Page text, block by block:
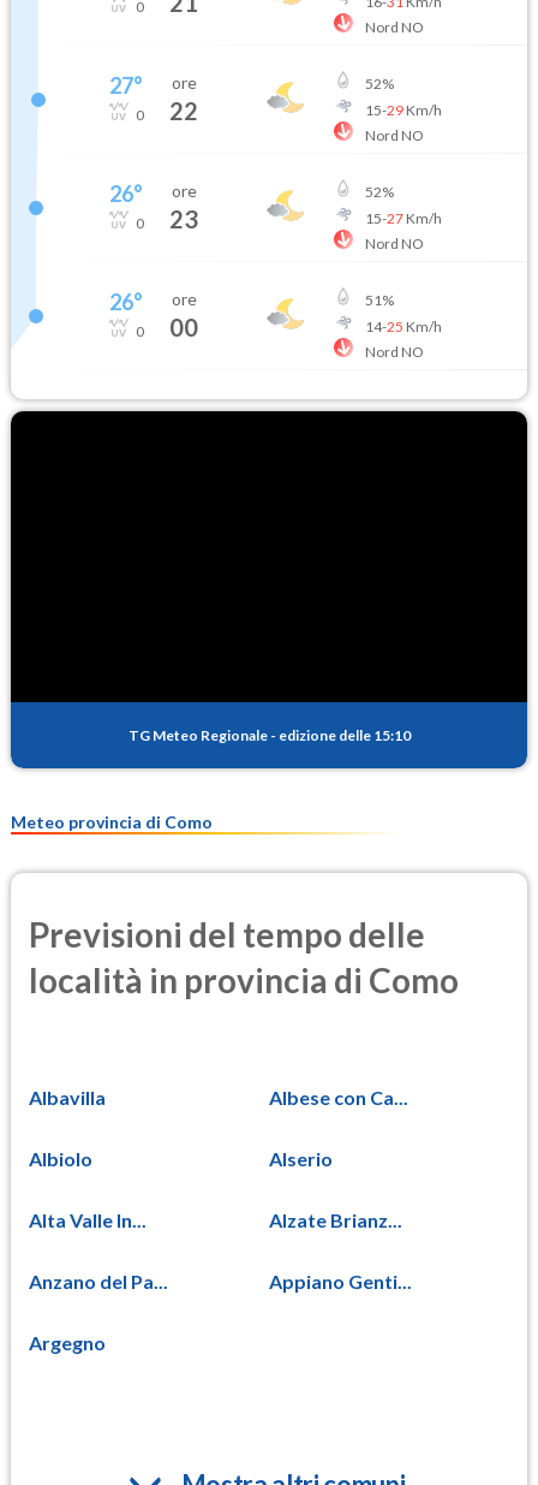
0
Nord NO
27°
0
ore
22
52%
15-29Km/h
Nord NO
26°
0
ore
23
52%
15-27Km/h
Nord NO
26°
0
ore
00
51%
14-25 Km/h
Nord NO
TG Meteo Regionale - edizione delle 15:10
Meteo provincia di Como
Previsioni del tempo delle
località in provincia di Como
Albavilla Albese con Ca...
Albiolo Alserio
Alta Valle In... Alzate Brianz...
Anzano del Pa... Appiano Genti...
Argegno